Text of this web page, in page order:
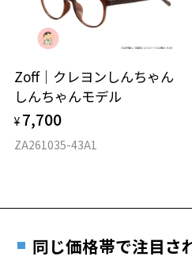
お持ちのZoffメガネサイ
仕上がり寸法
D 仕上がりの横幅：約138mm
10.8g
※保証期間内に交換が行われた場
延長されません。
安心2 視力測定無料
視力の変化を早めに発見す
力測定をおすすめいたしま
安心3 かかり具合調整無
す。
＜メガネの度数情報がわからない方
オンラインストアでフレームの
実店舗で度付きにできます
ご購入時に「レンズ交換券」を
度数を測定のうえ、度付きレン
お近くのZoff実店舗にて度数を
その際は記入用紙をダウンロー
Zoff｜クレヨンしんちゃん
しんちゃんモデル
¥ 7,700
ZA261035-43A1
同じ価格帯で注目さ